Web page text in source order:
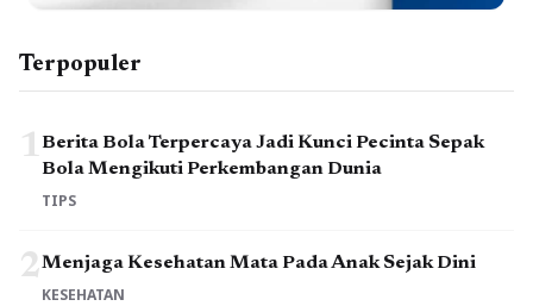
Terpopuler
1 Berita Bola Terpercaya Jadi Kunci Pecinta Sepak
Bola Mengikuti Perkembangan Dunia
TIPS
2Menjaga Kesehatan Mata Pada Anak Sejak Dini
KESEHATAN